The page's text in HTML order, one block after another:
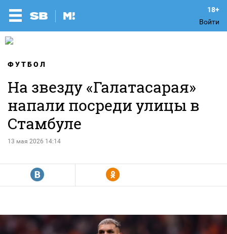
Войти
ФУТБОЛ
На звезду «Галатасарая»
напали посреди улицы в
Стамбуле
13 мая 2026 14:14
R Y